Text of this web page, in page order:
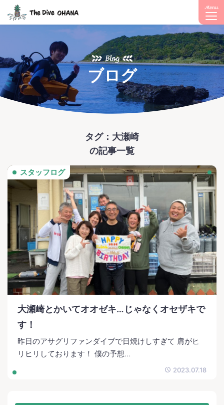
Menu
Blog
ブログ
タグ：大瀬崎
の記事一覧
スタッフログ
大瀬崎とかいてオオゼキ…じゃなくオセザキで
す！
昨日のアサグリファンダイブで日焼けしすぎて 肩がヒ
リヒリしております！ 僕の予想…
2023.07.18